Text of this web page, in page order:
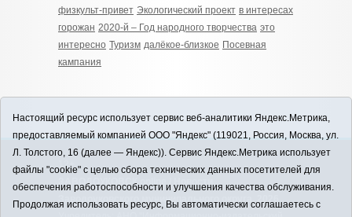
физкульт-привет Экологический проект в интересах
горожан 2020-й – Год народного творчества это
интересно Туризм далёкое-близкое Посевная
кампания
12+
ЗАВОДОУКОВСК online / Новости
Заводоуковского муниципального округа, 2026
Настоящий ресурс использует сервис веб-аналитики Яндекс.Метрика,
предоставляемый компанией ООО "Яндекс" (119021, Россия, Москва, ул.
Л. Толстого, 16 (далее — Яндекс)). Сервис Яндекс.Метрика использует
файлы "cookie" с целью сбора технических данных посетителей для
обеспечения работоспособности и улучшения качества обслуживания.
Продолжая использовать ресурс, Вы автоматически соглашаетесь с